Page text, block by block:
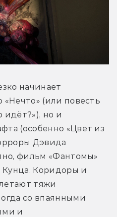
начинает
«Нечто» (или повесть
идёт?»), но и
(особенно «Цвет из
Дэвида
фильм «Фантомы»
Кунца. Коридоры и
тяжи
со впаянными
и